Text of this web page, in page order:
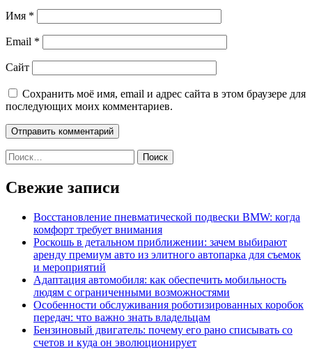
Имя *
Email *
Сайт
Сохранить моё имя, email и адрес сайта в этом браузере для
последующих моих комментариев.
Найти:
Свежие записи
Восстановление пневматической подвески BMW: когда
комфорт требует внимания
Роскошь в детальном приближении: зачем выбирают
аренду премиум авто из элитного автопарка для съемок
и мероприятий
Адаптация автомобиля: как обеспечить мобильность
людям с ограниченными возможностями
Особенности обслуживания роботизированных коробок
передач: что важно знать владельцам
Бензиновый двигатель: почему его рано списывать со
счетов и куда он эволюционирует